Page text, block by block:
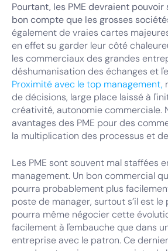
Pourtant, les PME devraient pouvoir
bon compte que les grosses
également de vraies cartes
en effet su garder leur côté
les commerciaux des grandes
déshumanisation des échanges et
Proximité avec le top management,
de décisions, large place laissé à
créativité, autonomie commerciale.
avantages des PME pour des
la multiplication des processus et
Les PME sont souvent mal staffées
management. Un bon commercial
pourra probablement plus
poste de manager, surtout s’il est
pourra même négocier cette
facilement à l'embauche que dans
entreprise avec le patron. Ce